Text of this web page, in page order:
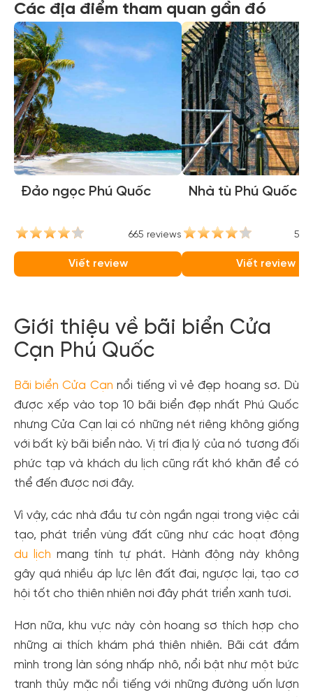
Các địa điểm tham quan gần đó
Đảo ngọc Phú Quốc
665 reviews
Viết review
Nhà tù Phú Quốc
Viết review
Giới thiệu về bãi biển Cửa
Cạn Phú Quốc
Bãi biển Cửa Cạn nổi tiếng vì vẻ đẹp hoang sơ. Dù
được xếp vào top 10 bãi biển đẹp nhất Phú Quốc
nhưng Cửa Cạn lại có những nét riêng không giống
với bất kỳ bãi biển nào. Vị trí địa lý của nó tương đối
phức tạp và khách du lịch cũng rất khó khăn để có
thể đến được nơi đây.
Vì vậy, các nhà đầu tư còn ngần ngại trong việc cải
tạo, phát triển vùng đất cũng như các hoạt động
du lịch mang tính tự phát. Hành động này không
gây quá nhiều áp lực lên đất đai, ngược lại, tạo cơ
hội tốt cho thiên nhiên nơi đây phát triển xanh tươi.
Hơn nữa, khu vực này còn hoang sơ thích hợp cho
những ai thích khám phá thiên nhiên. Bãi cát đắm
mình trong làn sóng nhấp nhô, nổi bật như một bức
tranh thủy mặc nổi tiếng với những đường uốn lượn